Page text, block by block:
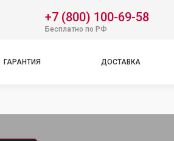
+7 (800) 100-69-58
Бесплатно по РФ
ГАРАНТИЯ ДОСТАВКА